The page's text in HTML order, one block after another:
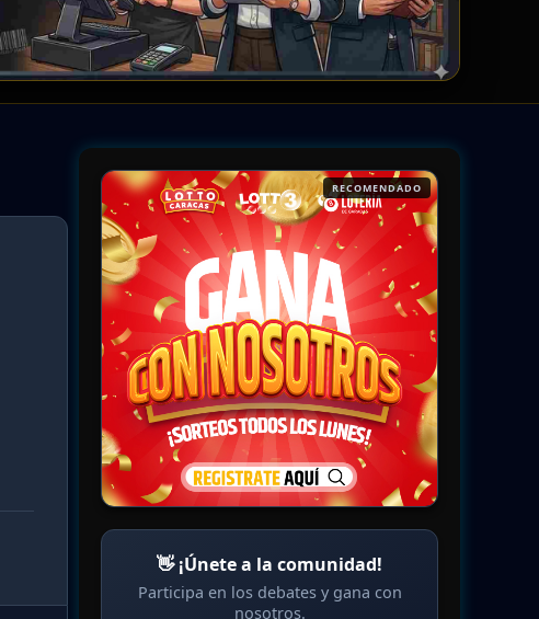
RECOMENDADO
👋 ¡Únete a la comunidad!
Participa en los debates y gana con
nosotros.